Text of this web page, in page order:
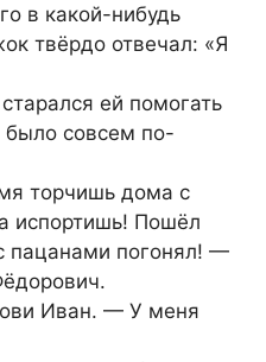
в какой-нибудь
твёрдо отвечал: «Я
ей помогать
было совсем по-
торчишь дома с
испортишь! Пошёл
пацанами погонял! —
Иван. — У меня